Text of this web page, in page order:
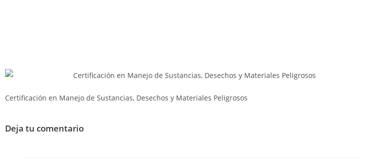
Certificación en Manejo de Sustancias, Desechos y Materiales Peligrosos
Deja tu comentario